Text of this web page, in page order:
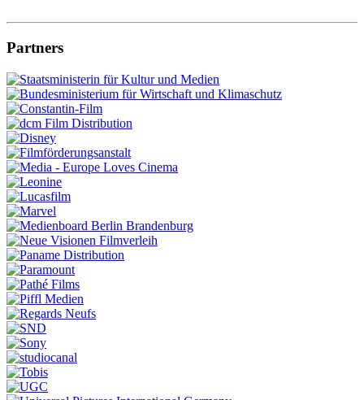
Partners